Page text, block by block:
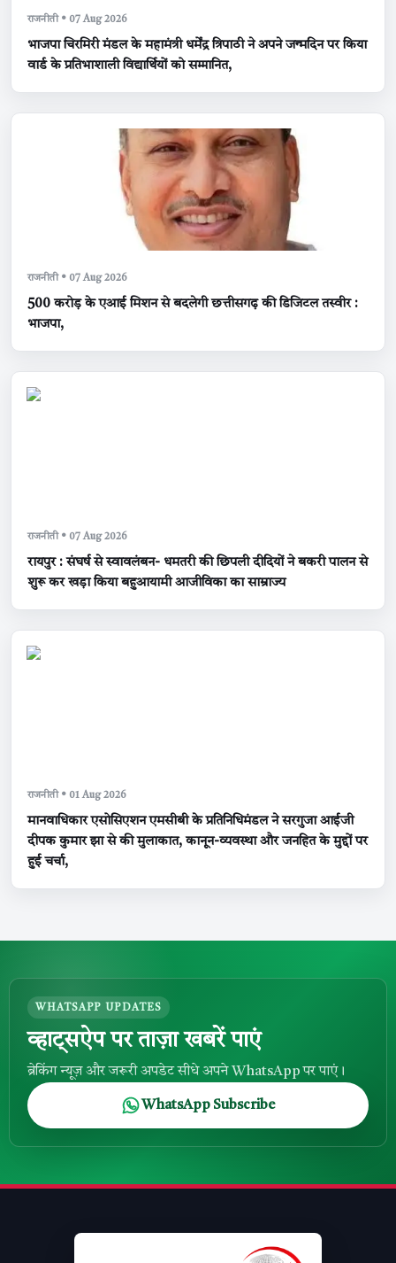
राजनीती • 07 Aug 2026
भाजपा चिरमिरी मंडल के महामंत्री धर्मेंद्र त्रिपाठी ने अपने जन्मदिन पर किया
वार्ड के प्रतिभाशाली विद्यार्थियों को सम्मानित,
राजनीती • 07 Aug 2026
500 करोड़ के एआई मिशन से बदलेगी छत्तीसगढ़ की डिजिटल तस्वीर :
भाजपा,
राजनीती • 07 Aug 2026
रायपुर : संघर्ष से स्वावलंबन- धमतरी की छिपली दीदियों ने बकरी पालन से
शुरू कर खड़ा किया बहुआयामी आजीविका का साम्राज्य
राजनीती • 01 Aug 2026
मानवाधिकार एसोसिएशन एमसीबी के प्रतिनिधिमंडल ने सरगुजा आईजी
दीपक कुमार झा से की मुलाकात, कानून-व्यवस्था और जनहित के मुद्दों पर
हुई चर्चा,
WHATSAPP UPDATES
व्हाट्सऐप पर ताज़ा खबरें पाएं
ब्रेकिंग न्यूज़ और जरूरी अपडेट सीधे अपने WhatsApp पर पाएं।
WhatsApp Subscribe